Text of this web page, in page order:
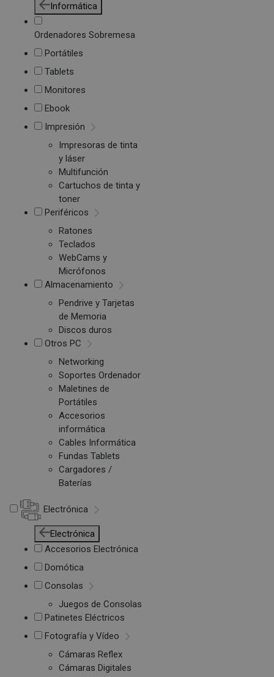
Informática
Ordenadores Sobremesa
Portátiles
Tablets
Monitores
Ebook
Impresión
Impresoras de tinta
y láser
Multifunción
Cartuchos de tinta y
toner
Periféricos
Ratones
Teclados
WebCams y
Micrófonos
Almacenamiento
Pendrive y Tarjetas
de Memoria
Discos duros
Otros PC
Networking
Soportes Ordenador
Maletines de
Portátiles
Accesorios
informática
Cables Informática
Fundas Tablets
Cargadores /
Baterías
Electrónica
Electrónica
Accesorios Electrónica
Domótica
Consolas
Juegos de Consolas
Patinetes Eléctricos
Fotografía y Vídeo
Cámaras Reflex
Cámaras Digitales